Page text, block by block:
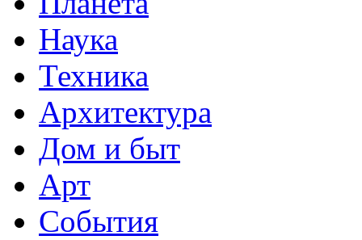
Наука
Техника
Архитектура
Дом и быт
Арт
События